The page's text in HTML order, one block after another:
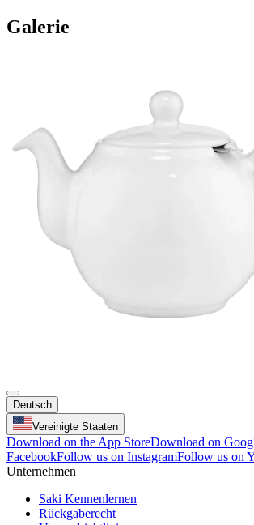
Galerie
Deutsch
Vereinigte Staaten
Download on the App StoreDownload on
FacebookFollow us on InstagramFollow us on
Unternehmen
Saki Kennenlernen
Rückgaberecht